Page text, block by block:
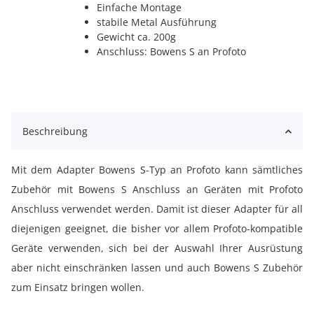
Einfache Montage
stabile Metal Ausführung
Gewicht ca. 200g
Anschluss: Bowens S an Profoto
Beschreibung
Mit dem Adapter Bowens S-Typ an Profoto kann sämtliches
Zubehör mit Bowens S Anschluss an Geräten mit Profoto
Anschluss verwendet werden. Damit ist dieser Adapter für all
diejenigen geeignet, die bisher vor allem Profoto-kompatible
Geräte verwenden, sich bei der Auswahl Ihrer Ausrüstung
aber nicht einschränken lassen und auch Bowens S Zubehör
zum Einsatz bringen wollen.